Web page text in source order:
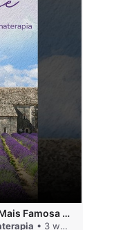
QUINARÍ - Sénanque, a Paisagem Mais Famosa da Aromaterapia
• 3 weeks ago